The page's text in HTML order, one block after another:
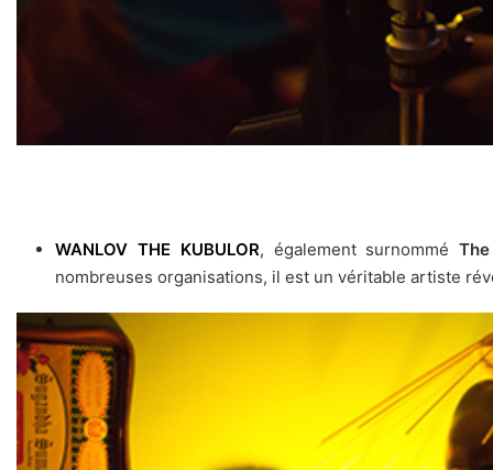
WANLOV THE KUBULOR, également surnommé
nombreuses organisations, il est un véritable artiste